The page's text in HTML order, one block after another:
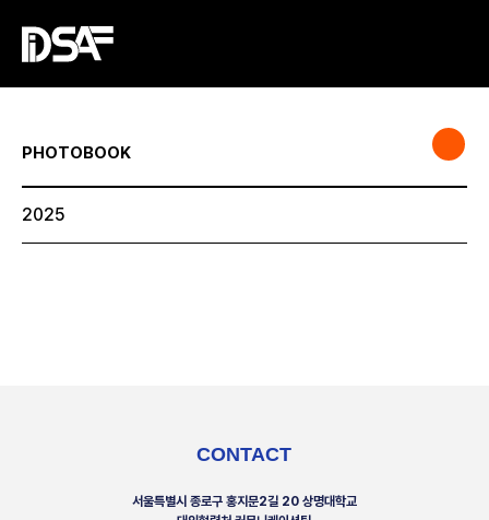
PHOTOBOOK
2025
CONTACT
서울특별시 종로구 홍지문2길 20 상명대학교